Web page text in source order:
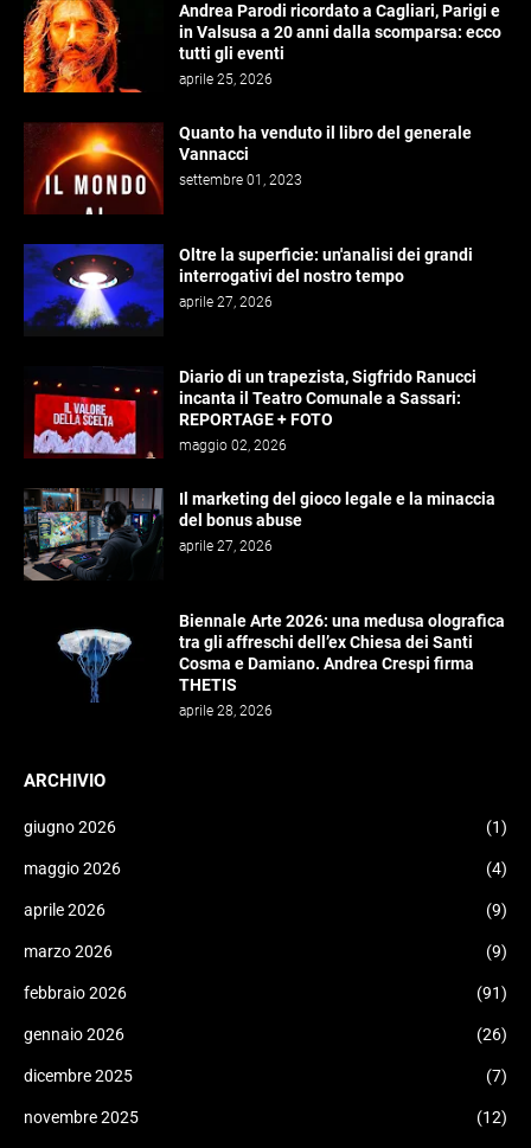
Andrea Parodi ricordato a Cagliari, Parigi e
in Valsusa a 20 anni dalla scomparsa: ecco
tutti gli eventi
aprile 25, 2026
Quanto ha venduto il libro del generale
Vannacci
settembre 01, 2023
Oltre la superficie: un'analisi dei grandi
interrogativi del nostro tempo
aprile 27, 2026
Diario di un trapezista, Sigfrido Ranucci
incanta il Teatro Comunale a Sassari:
REPORTAGE + FOTO
maggio 02, 2026
Il marketing del gioco legale e la minaccia
del bonus abuse
aprile 27, 2026
Biennale Arte 2026: una medusa olografica
tra gli affreschi dell’ex Chiesa dei Santi
Cosma e Damiano. Andrea Crespi firma
THETIS
aprile 28, 2026
ARCHIVIO
giugno 2026 (1)
maggio 2026 (4)
aprile 2026 (9)
marzo 2026 (9)
febbraio 2026 (91)
gennaio 2026 (26)
dicembre 2025 (7)
novembre 2025 (12)